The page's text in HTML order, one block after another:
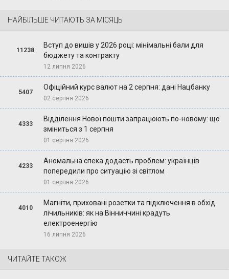
НАЙБІЛЬШЕ ЧИТАЮТЬ ЗА МІСЯЦЬ
11238
Вступ до вишів у 2026 році: мінімальні бали для
бюджету та контракту
12 липня 2026
5407
Офіційний курс валют на 2 серпня: дані Нацбанку
02 серпня 2026
4333
Відділення Нової пошти запрацюють по-новому: що
зміниться з 1 серпня
01 серпня 2026
4233
Аномальна спека додасть проблем: українців
попередили про ситуацію зі світлом
01 серпня 2026
4010
Магніти, приховані розетки та підключення в обхід
лічильників: як на Вінниччині крадуть
електроенергію
16 липня 2026
ЧИТАЙТЕ ТАКОЖ